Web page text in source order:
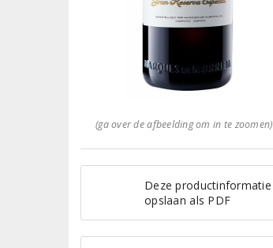
(ga over de afbeelding om in te zoomen)
Deze productinformatie
opslaan als PDF